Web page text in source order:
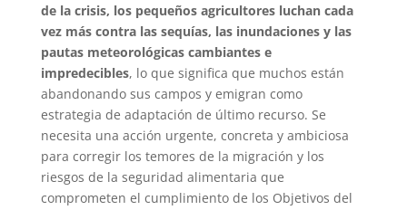
de la crisis, los pequeños agricultores luchan cada
vez más contra las sequías, las inundaciones y las
pautas meteorológicas cambiantes e
impredecibles, lo que significa que muchos están
abandonando sus campos y emigran como
estrategia de adaptación de último recurso. Se
necesita una acción urgente, concreta y ambiciosa
para corregir los temores de la migración y los
riesgos de la seguridad alimentaria que
comprometen el cumplimiento de los Objetivos del